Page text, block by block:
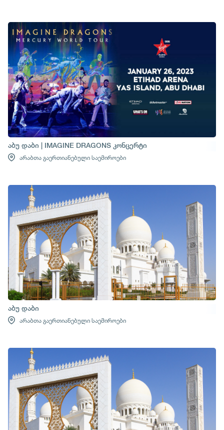
აბუ დაბი | IMAGINE DRAGONS კონცერტი
არაბთა გაერთიანებული საემიროები
აბუ დაბი
არაბთა გაერთიანებული საემიროები